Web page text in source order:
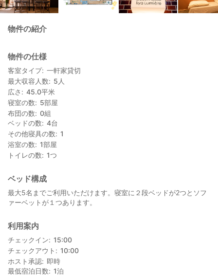
物件の紹介
物件の仕様
客室タイプ 一軒家貸切
最大収容人数
5 人
広さ
45.0平米
寝室の数
5部屋
布団の数
0組
ベッドの数
4台
その他寝具の数
1
浴室の数
1部屋
トイレの数
1つ
ベッド構成
最大5名までご利用いただけます。寝室に２段ベッドが2つとソフ
ァーベットが１つあります。
利用案内
チェックイン
15:00
チェックアウト
10:00
ホスト承認
即時
最低宿泊日数
1泊